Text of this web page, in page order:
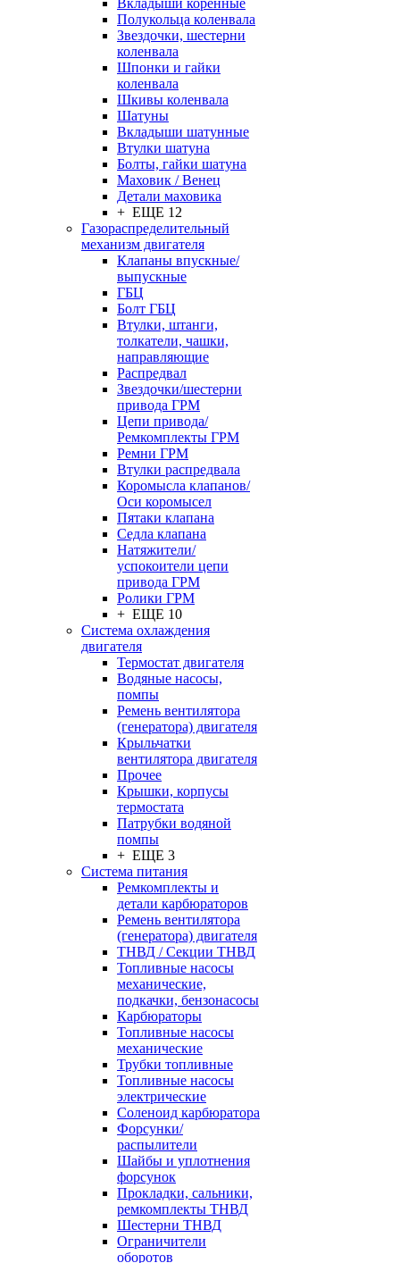
Вкладыши коренные
Полукольца коленвала
Звездочки, шестерни
коленвала
Шпонки и гайки
коленвала
Шкивы коленвала
Шатуны
Вкладыши шатунные
Втулки шатуна
Болты, гайки шатуна
Маховик / Венец
Детали маховика
+ ЕЩЕ 12
Газораспределительный
механизм двигателя
Клапаны впускные/
выпускные
ГБЦ
Болт ГБЦ
Втулки, штанги,
толкатели, чашки,
направляющие
Распредвал
Звездочки/шестерни
привода ГРМ
Цепи привода/
Ремкомплекты ГРМ
Ремни ГРМ
Втулки распредвала
Коромысла клапанов/
Оси коромысел
Пятаки клапана
Седла клапана
Натяжители/
успокоители цепи
привода ГРМ
Ролики ГРМ
+ ЕЩЕ 10
Система охлаждения
двигателя
Термостат двигателя
Водяные насосы,
помпы
Ремень вентилятора
(генератора) двигателя
Крыльчатки
вентилятора двигателя
Прочее
Крышки, корпусы
термостата
Патрубки водяной
помпы
+ ЕЩЕ 3
Система питания
Ремкомплекты и
детали карбюраторов
Ремень вентилятора
(генератора) двигателя
ТНВД / Секции ТНВД
Топливные насосы
механические,
подкачки, бензонасосы
Карбюраторы
Топливные насосы
механические
Трубки топливные
Топливные насосы
электрические
Соленоид карбюратора
Форсунки/
распылители
Шайбы и уплотнения
форсунок
Прокладки, сальники,
ремкомплекты ТНВД
Шестерни ТНВД
Ограничители
оборотов